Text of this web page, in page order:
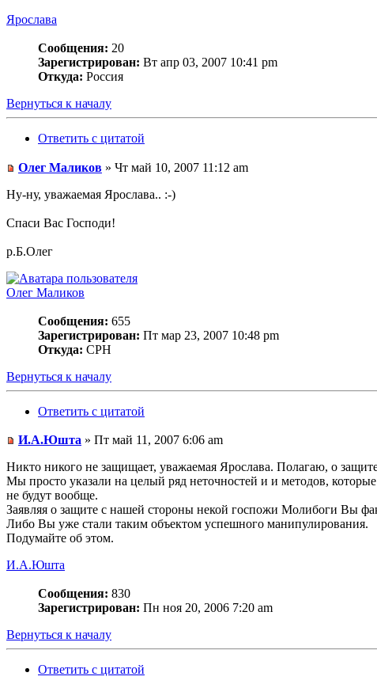
Ярослава
Сообщения: 20
Зарегистрирован: Вт апр 03, 2007 10:41 pm
Откуда: Россия
Вернуться к началу
Ответить с цитатой
Олег Маликов » Чт май 10, 2007 11:12 am
Ну-ну, уважаемая Ярослава.. :-)
Спаси Вас Господи!
р.Б.Олег
Олег Маликов
Сообщения: 655
Зарегистрирован: Пт мар 23, 2007 10:48 pm
Откуда: СРН
Вернуться к началу
Ответить с цитатой
И.А.Юшта » Пт май 11, 2007 6:06 am
Никто никого не защищает, уважаемая Ярослава. Полагаю, о
Мы просто указали на целый ряд неточностей и и методов,
не будут вообще.
Заявляя о защите с нашей стороны некой госпожи Молибоги Вы
Либо Вы уже стали таким объектом успешного манипулирования.
Подумайте об этом.
И.А.Юшта
Сообщения: 830
Зарегистрирован: Пн ноя 20, 2006 7:20 am
Вернуться к началу
Ответить с цитатой